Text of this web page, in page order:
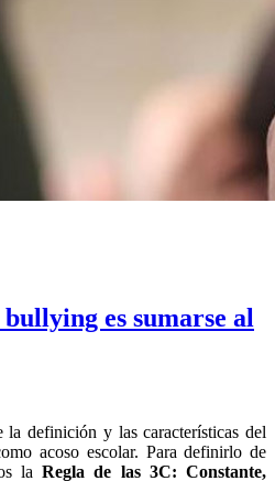
es sumarse al
la definición y las características del
acoso escolar. Para definirlo de
laRegla de las 3C: Constante,